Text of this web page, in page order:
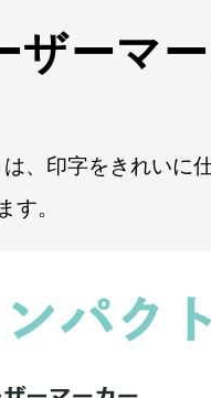
ザーマ
、印字をきれい
す。